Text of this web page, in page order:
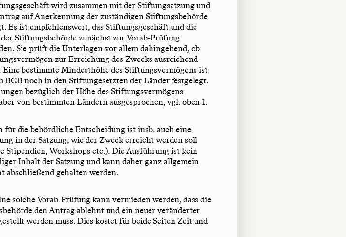
wird zusammen mit der Stiftungsatzung und
auf Anerkennung der zuständigen Stiftungsbehörde
Es ist empfehlenswert, das Stiftungsgeschäft und die
Stiftungsbehörde zunächst zur Vorab-Prüfung
Sie prüft die Unterlagen vor allem dahingehend, ob
zur Erreichung des Zwecks ausreichend
Eine bestimmte Mindesthöhe des Stiftungsvermögens ist
BGB noch in den Stiftungesetzten der Länder festgelegt.
bezüglich der Höhe des Stiftungsvermögens
von bestimmten Ländern ausgesprochen, vgl. oben 1.
für die behördliche Entscheidung ist insb. auch eine
in der Satzung, wie der Zweck erreicht werden soll
Stipendien, Workshops etc.). Die Ausführung ist kein
Inhalt der Satzung und kann daher ganz allgemein
abschließend gehalten werden.
solche Vorab-Prüfung kann vermieden werden, dass die
den Antrag ablehnt und ein neuer veränderter
werden muss. Dies kostet für beide Seiten Zeit und